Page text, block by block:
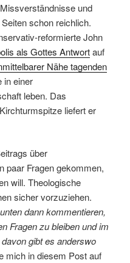
und
schon reichlich.
reformierte John
als Gottes Antwortauf
Nähe tagenden
in einer
leben. Das
liefert er
über
paar Fragen gekommen,
will. Theologische
sicher vorzuziehen.
dann kommentieren,
Fragen zu bleiben und im
gibt es anderswo
mich in diesem Post auf